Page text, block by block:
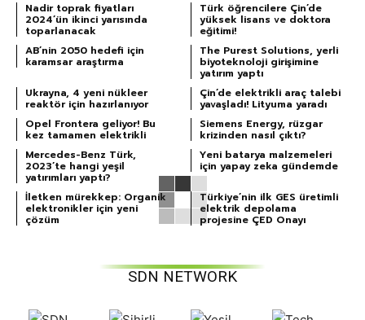
Nadir toprak fiyatları
2024’ün ikinci yarısında
toparlanacak
Türk öğrencilere Çin’de
yüksek lisans ve doktora
eğitimi!
AB’nin 2050 hedefi için
karamsar araştırma
The Purest Solutions, yerli
biyoteknoloji girişimine
yatırım yaptı
Ukrayna, 4 yeni nükleer
reaktör için hazırlanıyor
Çin’de elektrikli araç talebi
yavaşladı! Lityuma yaradı
Opel Frontera geliyor! Bu
kez tamamen elektrikli
Siemens Energy, rüzgar
krizinden nasıl çıktı?
Mercedes-Benz Türk,
2023’te hangi yeşil
yatırımları yaptı?
Yeni batarya malzemeleri
için yapay zeka gündemde
İletken mürekkep: Organik
elektronikler için yeni
çözüm
Türkiye’nin ilk GES üretimli
elektrik depolama
projesine ÇED Onayı
SDN NETWORK